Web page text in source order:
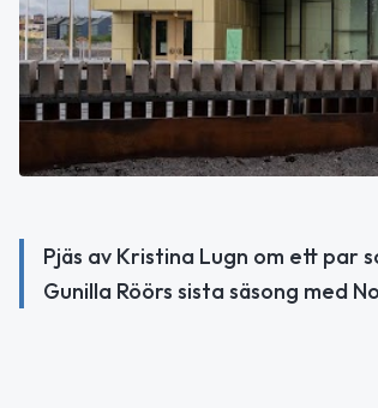
Pjäs av Kristina Lugn om ett par
Gunilla Röörs sista säsong med